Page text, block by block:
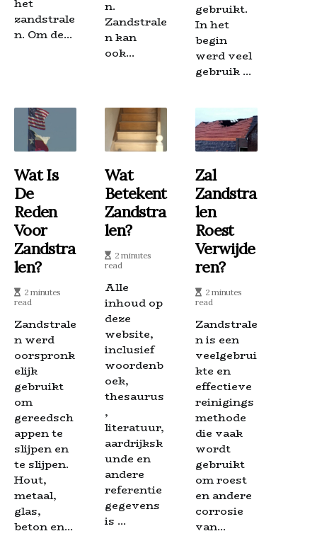
het
zandstrale
n. Om de...
n.
Zandstrale
n kan
ook...
gebruikt.
In het
begin
werd veel
gebruik ...
Wat Is
De
Reden
Voor
Zandstra
Len?
2 minutes
read
Zandstrale
n werd
oorspronk
elijk
gebruikt
om
gereedsch
appen te
slijpen en
te slijpen.
Hout,
metaal,
glas,
beton en...
Wat
Betekent
Zandstra
Len?
2 minutes
read
Alle
inhoud op
deze
website,
inclusief
woordenb
oek,
thesaurus
,
literatuur,
aardrijksk
unde en
andere
referentie
gegevens
is ...
Zal
Zandstra
Len
Roest
Verwijde
Ren?
2 minutes
read
Zandstrale
n is een
veelgebrui
kte en
effectieve
reinigings
methode
die vaak
wordt
gebruikt
om roest
en andere
corrosie
van...